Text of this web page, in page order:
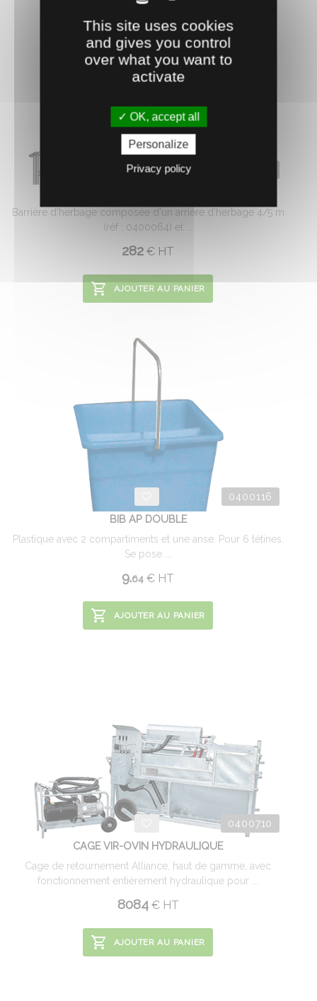
Barrière d'herbage composée d'un arrière d'herbage 4/5 m
(réf : 0400064) et ...
282 € HT
AJOUTER AU PANIER
0400116
BIB AP DOUBLE
Plastique avec 2 compartiments et une anse. Pour 6 tétines.
Se pose ...
9.64 € HT
AJOUTER AU PANIER
0400710
CAGE VIR-OVIN HYDRAULIQUE
Cage de retournement Alliance, haut de gamme, avec
fonctionnement entièrement hydraulique pour ...
8084 €HT
AJOUTER AU PANIER
This site uses cookies
and gives you control
over what you want to
activate
OK, accept all
Personalize
Privacy policy